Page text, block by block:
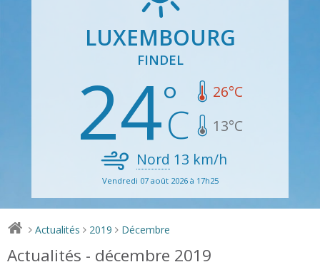
LUXEMBOURG
FINDEL
24 26°C
13°C
Nord 13 km/h
Vendredi 07 août 2026 à 17h25
> Actualités > 2019 > Décembre
Actualités - décembre 2019